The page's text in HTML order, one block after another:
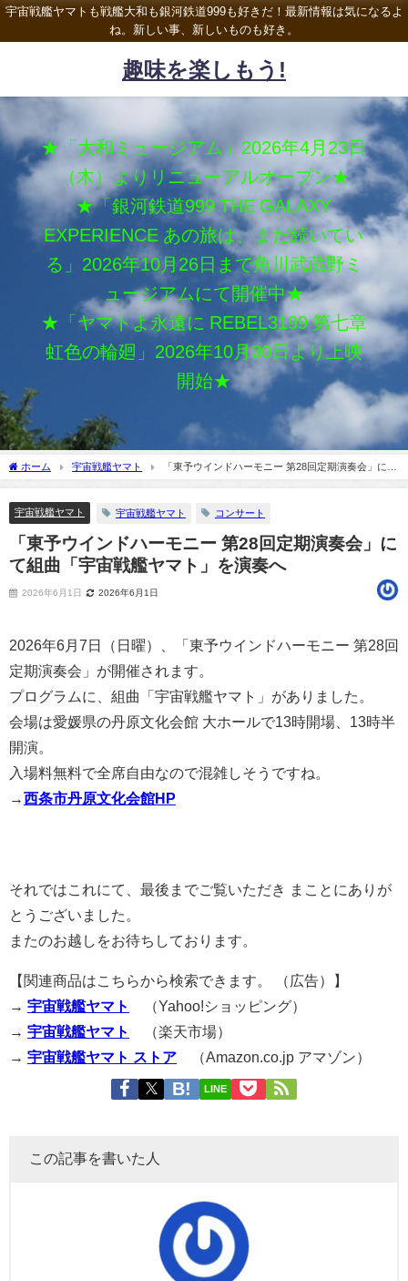
宇宙戦艦ヤマトも戦艦大和も銀河鉄道999も好きだ！最新情報は気になるよ
ね。新しい事、新しいものも好き。
趣味を楽しもう!
★「大和ミュージアム」2026年4月23日
（木）よりリニューアルオープン★
★「銀河鉄道999 THE GALAXY
EXPERIENCE あの旅は、まだ続いてい
る」2026年10月26日まで角川武蔵野ミ
ュージアムにて開催中★
★「ヤマトよ永遠に REBEL3199 第七章
虹色の輪廻」2026年10月30日より上映
開始★
ホーム 宇宙戦艦ヤマト
「東予ウインドハーモニー 第28回定期演奏会」にて
宇宙戦艦ヤマト 宇宙戦艦ヤマト コンサート
「東予ウインドハーモニー 第28回定期演奏会」に
て組曲「宇宙戦艦ヤマト」を演奏へ
2026年6月1日 2026年6月1日
2026年6月7日（日曜）、「東予ウインドハーモニー 第28回
定期演奏会」が開催されます。
プログラムに、組曲「宇宙戦艦ヤマト」がありました。
会場は愛媛県の丹原文化会館 大ホールで13時開場、13時半
開演。
入場料無料で全席自由なので混雑しそうですね。
→西条市丹原文化会館HP
それではこれにて、最後までご覧いただき まことにありが
とうございました。
またのお越しをお待ちしております。
【関連商品はこちらから検索できます。 （広告）】
→ 宇宙戦艦ヤマト
（Yahoo!ショッピング）
→ 宇宙戦艦ヤマト
（楽天市場）
→ 宇宙戦艦ヤマト ストア （Amazon.co.jp アマゾン）
LINE
この記事を書いた人